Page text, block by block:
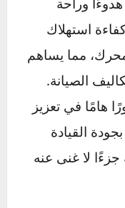
الصيانة
لكاتم الصوت.
من عدم وجود
على كفاءة
من
عمر كاتم